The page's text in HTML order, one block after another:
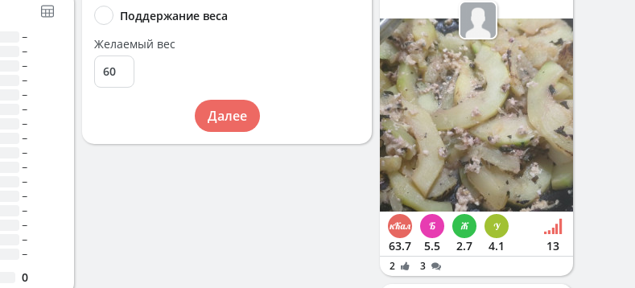
~
~
~
~
~
~
~
~
~
~
~
~
~
~
~
~
0
Поддержание веса
Желаемый вес
Далее
63.7 5.5 2.7 4.1 13
2 3